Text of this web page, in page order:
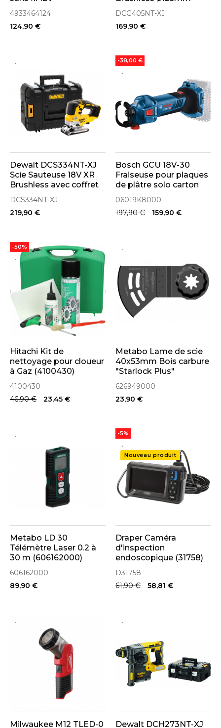
(4933464124)
4933464124
124,90 €
avec coffret T-Stak
DCG405NT-XJ
169,90 €
..
Dewalt DCS334NT-XJ
Scie Sauteuse 18V XR
Brushless avec coffret
TSTAK (poignée
supérieure)
DCS334NT-XJ
219,90 €
..
Bosch GCU 18V-30
Fraiseuse pour plaques
de plâtre solo carton
(06019K8000)
06019K8000
197,90 €
-38,00 €
159,90 €
..
Hitachi Kit de
nettoyage pour cloueur
à Gaz (4100430)
4100430
46,90 €
-50%
23,45 €
..
Metabo Lame de scie
40x53mm Bois carbure
"Starlock Plus"
(626949000)
626949000
23,90 €
..
Metabo LD 30
Télémètre Laser 0.2 à
30 m (606162000)
606162000
89,90 €
..
Nouveau produit
Draper Caméra
d'inspection
endoscopique (31758)
D31758
61,90 €
-5%
58,81 €
..
Milwaukee M12 TLED-0
..
Dewalt DCH273NT-XJ